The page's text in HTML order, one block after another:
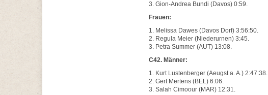
3. Gion-Andrea Bundi (Davos) 0:59.
Frauen:
1. Melissa Dawes (Davos Dorf) 3:56:50.
2. Regula Meier (Niederurnen) 3:45.
3. Petra Summer (AUT) 13:08.
C42. Männer:
1. Kurt Lustenberger (Aeugst a. A.) 2:47:38.
2. Gert Mertens (BEL) 6:06.
3. Salah Cimoour (MAR) 12:31.